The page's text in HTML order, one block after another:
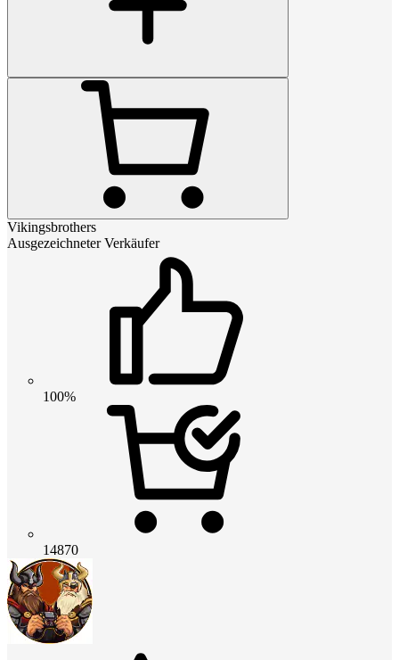
Vikingsbrothers
Ausgezeichneter Verkäufer
100%
14870